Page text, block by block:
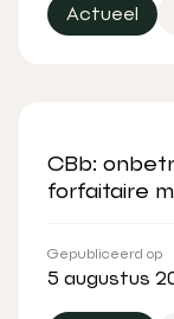
Actueel
CBb:
forfaitaire
Gepubliceerd op
5 augustus